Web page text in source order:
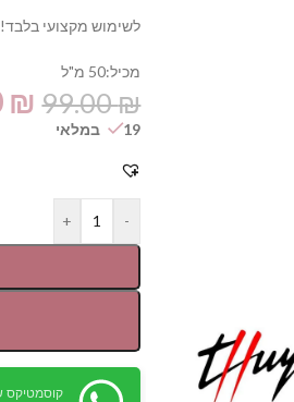
לשימוש מקצועי בלבד!
מכיל:50 מ"ל
99.00₪
₪
19 במלאי
-
+
קוסמטיקס